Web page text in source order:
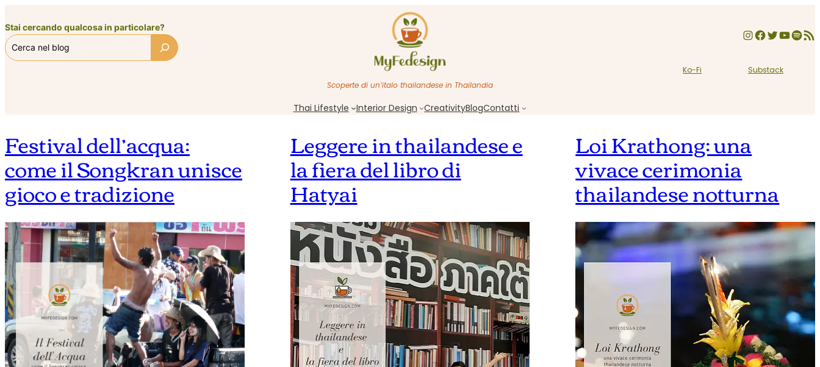
al
contenuto
Stai cercando qualcosa in particolare?
Scoperte di un’italo thailandese in Thailandia
Thai Lifestyle Interior Design CreativityBlogContatti
InstagramFacebook Twitter YouTube Spotify Feed RSS
Ko-Fi Substack
Festival dell’acqua:
come il Songkran unisce
gioco e tradizione
Leggere in thailandese e
la fiera del libro di
Hatyai
Loi Krathong: una
vivace cerimonia
thailandese notturna